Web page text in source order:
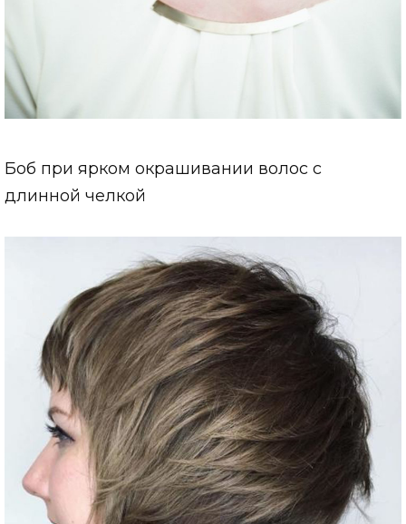
Боб при ярком окрашивании волос с
длинной челкой